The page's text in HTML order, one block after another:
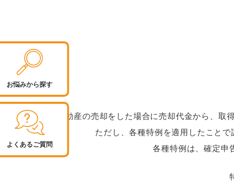
不動産の売却をした場合に売却代金から、取
ただし、各種特例を適用したこと
各種特例は、確定申
お悩みから探す
よくあるご質問